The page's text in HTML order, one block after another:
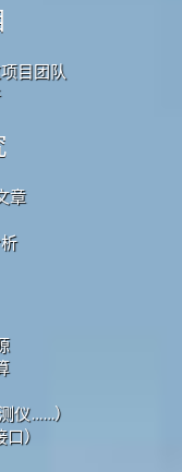
目团队
章
仪……）
）